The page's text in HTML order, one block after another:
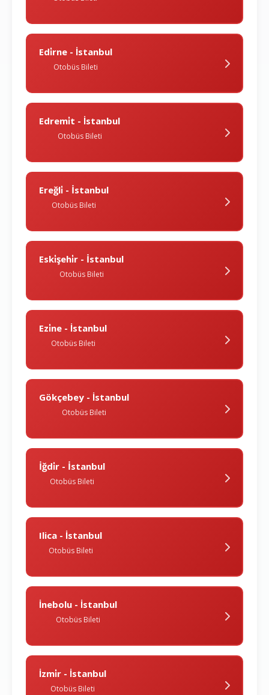
Edi̇rne - İstanbul
Otobüs Bileti
Edremi̇t - İstanbul
Otobüs Bileti
Ereğli̇ - İstanbul
Otobüs Bileti
Eski̇şehi̇r - İstanbul
Otobüs Bileti
Ezi̇ne - İstanbul
Otobüs Bileti
Gökçebey - İstanbul
Otobüs Bileti
İğdi̇r - İstanbul
Otobüs Bileti
Ilica - İstanbul
Otobüs Bileti
İnebolu - İstanbul
Otobüs Bileti
İzmi̇r - İstanbul
Otobüs Bileti